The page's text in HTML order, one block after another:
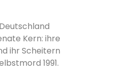
Kern: ihre
ihr Scheitern
1991.